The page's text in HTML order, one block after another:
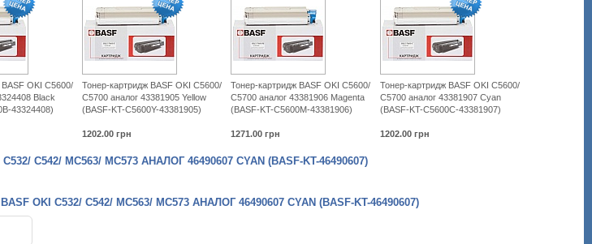
OKI C5600/
Black
43324408)
Тонер-картридж BASF OKI C5600/
C5700 аналог 43381905 Yellow
(BASF-KT-C5600Y-43381905)
Тонер-картридж BASF OKI C5600/
C5700 аналог 43381906 Magenta
(BASF-KT-C5600M-43381906)
Тонер-картридж BASF OKI C5600/
C5700 аналог 43381907 Cyan
(BASF-KT-C5600C-43381907)
1202.00 грн 1271.00 грн 1202.00 грн
C542/ MC563/ MC573 АНАЛОГ 46490607 CYAN (BASF-KT-46490607)
C532/ C542/ MC563/ MC573 АНАЛОГ 46490607 CYAN (BASF-KT-46490607)